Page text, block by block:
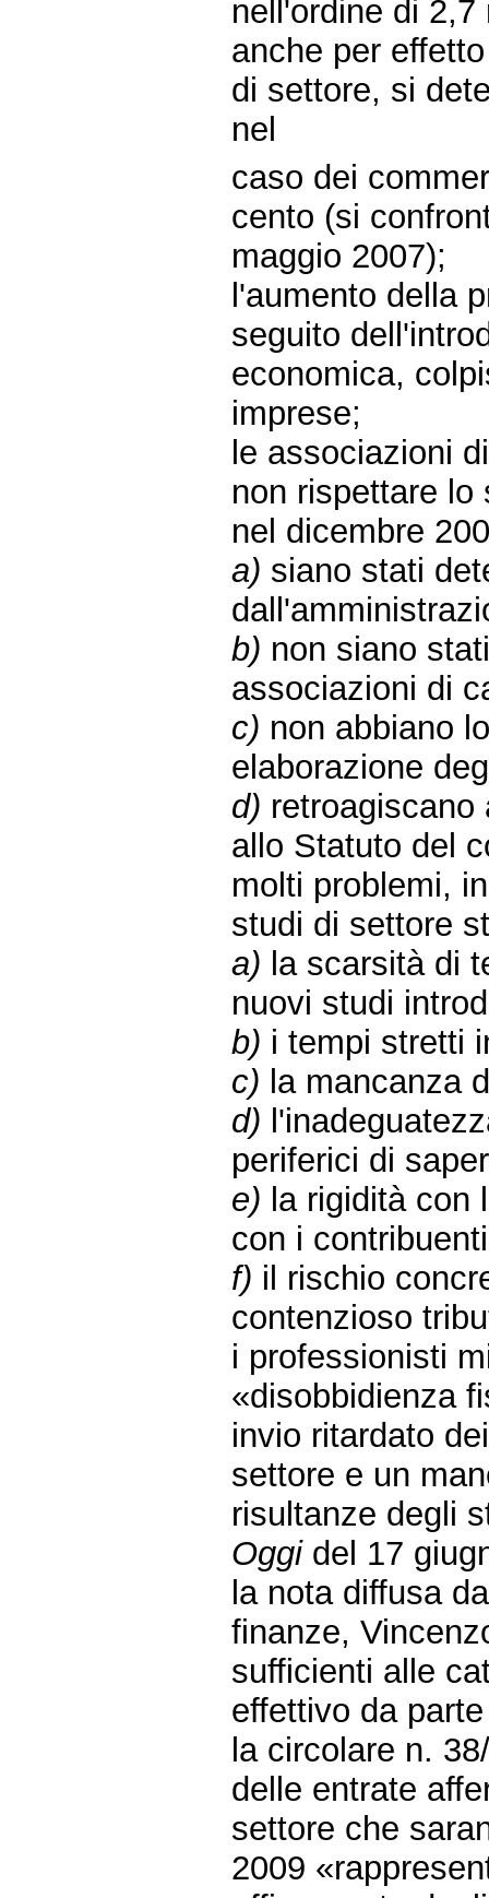
nell'ordine di
anche per
di settore, si
nel
caso dei
cento (si
maggio 2007);
l'aumento della
seguito
economica,
imprese;
le associazioni
non rispettare lo
nel dicembre
a) siano stati
b) non siano
associazioni di
c) non abbiano
elaborazione
d) retroagiscano
allo Statuto del
molti problemi,
studi di settore
a) la scarsità di
nuovi studi
b) i tempi stretti
c) la mancanza
d)
periferici di
e) la rigidità con
con i
f) il rischio
contenzioso
i professionisti
«disobbidienza
invio ritardato
settore e un
risultanze degli
Oggidel 17
la nota diffusa
finanze,
sufficienti alle
effettivo da
la circolare n.
delle entrate
settore che
2009